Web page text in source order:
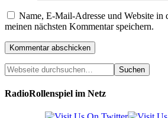
Name, E-Mail-Adresse und Website in
meinen nächsten Kommentar speichern.
RadioRollenspiel im Netz